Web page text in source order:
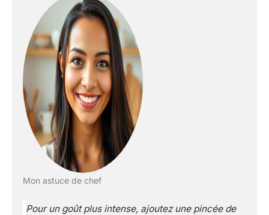
Mon astuce de chef
Pour un goût plus intense, ajoutez une pincée de